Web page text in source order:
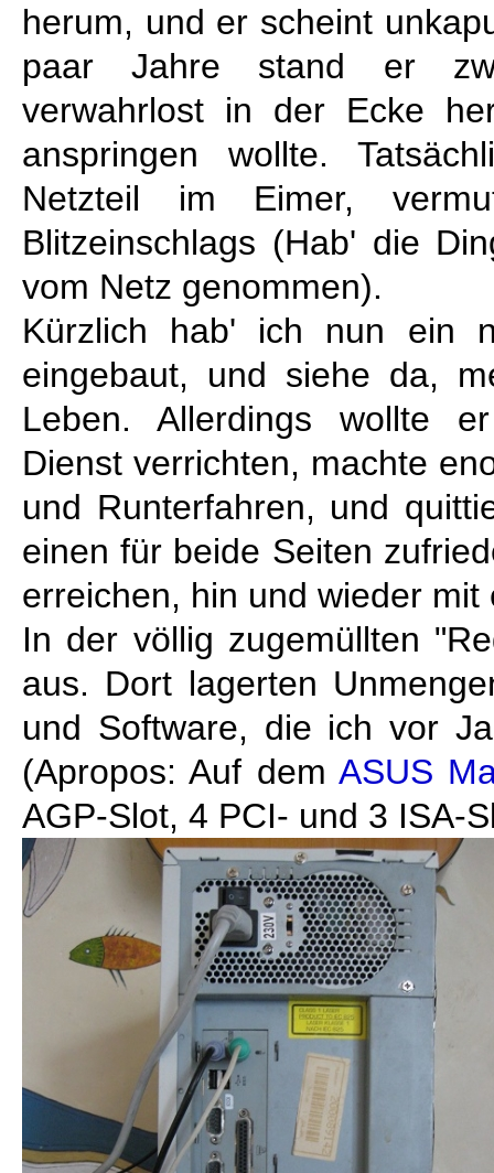
herum, und er scheint
paar Jahre stand er
verwahrlost in der Ecke
anspringen wollte.
Netzteil im Eimer,
Blitzeinschlags (Hab' die
vom Netz genommen).
Kürzlich hab' ich nun ein
eingebaut, und siehe da,
Leben. Allerdings wollte
Dienst verrichten, machte
und Runterfahren, und
einen für beide Seiten
erreichen, hin und wieder
In der völlig zugemüllten
aus. Dort lagerten
und Software, die ich vor
(Apropos: Auf dem ASUS
AGP-Slot, 4 PCI- und 3 ISA-